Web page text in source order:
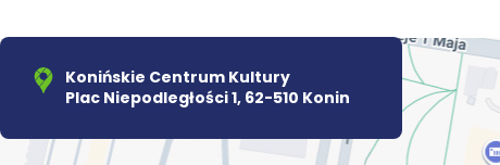
Konińskie Centrum Kultury
Plac Niepodległości 1, 62-510 Konin